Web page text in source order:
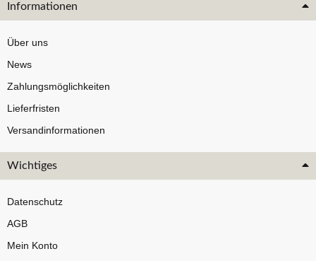
Informationen
Über uns
News
Zahlungsmöglichkeiten
Lieferfristen
Versandinformationen
Wichtiges
Datenschutz
AGB
Mein Konto